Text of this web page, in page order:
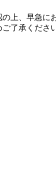
上、早急に
了承くださ